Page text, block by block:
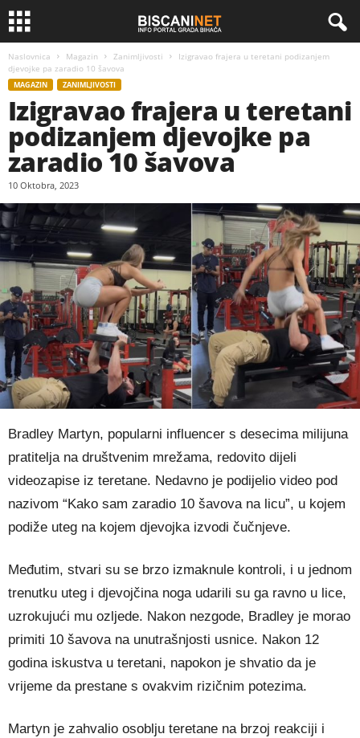
Naslovnica Magazin Zanimljivosti
Izigravao frajera u teretani podizanjem
djevojke pa zaradio 10 šavova
MAGAZIN ZANIMLJIVOSTI
Izigravao frajera u teretani
podizanjem djevojke pa
zaradio 10 šavova
10 Oktobra, 2023
Bradley Martyn, popularni influencer s desecima milijuna
pratitelja na društvenim mrežama, redovito dijeli
videozapise iz teretane. Nedavno je podijelio video pod
nazivom “Kako sam zaradio 10 šavova na licu”, u kojem
podiže uteg na kojem djevojka izvodi čučnjeve.
Međutim, stvari su se brzo izmaknule kontroli, i u jednom
trenutku uteg i djevojčina noga udarili su ga ravno u lice,
uzrokujući mu ozljede. Nakon nezgode, Bradley je morao
primiti 10 šavova na unutrašnjosti usnice. Nakon 12
godina iskustva u teretani, napokon je shvatio da je
vrijeme da prestane s ovakvim rizičnim potezima.
Martyn je zahvalio osoblju teretane na brzoj reakciji i